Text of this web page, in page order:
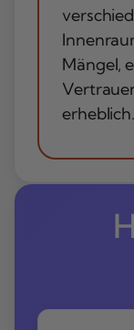
Mängel,
erheblich.